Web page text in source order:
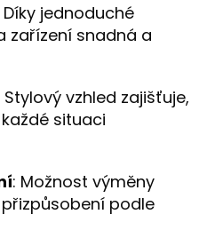
Díky jednoduché
zařízení snadná a
Stylový vzhled zajišťuje,
situaci
: Možnost výměny
podle